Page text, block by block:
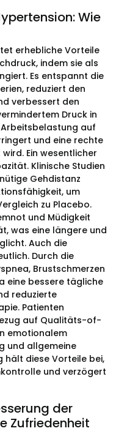
Wie
erhebliche Vorteile
indem sie als
Es entspannt die
reduziert den
verbessert den
Druck in
auf
und eine rechte
Ein wesentlicher
Klinische Studien
Gehdistanz
um
zu Placebo.
und Müdigkeit
was eine längere und
Auch die
Durch die
Brustschmerzen
eine bessere tägliche
reduzierte
Patienten
auf Qualitäts-of-
emotionalem
und allgemeine
hält diese Vorteile bei,
und verzögert
der
Zufriedenheit